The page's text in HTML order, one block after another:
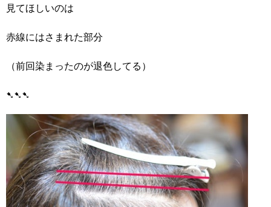
見てほしいのは
赤線にはさまれた部分
（前回染まったのが退色してる）
➷➷➷